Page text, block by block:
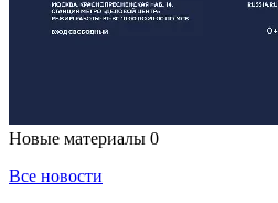
Новые материалы 0
Все новости